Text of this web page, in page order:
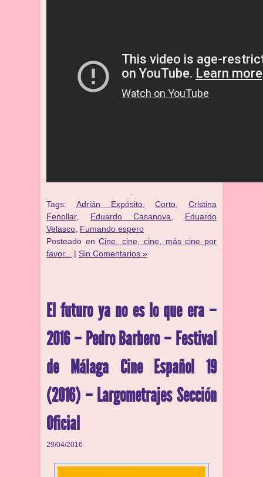
Tags: Adrián Expósito,Corto
Cristina
Fenollar, Eduardo Casanova
Eduardo
Velasco Fumando espero
Posteado enCine, cine, cine, más cine por
favor...
| Sin Comentarios »
El futuro ya no es lo que era –
2016 – Pedro Barbero – Festival
de Málaga Cine Español 19
(2016) – Largometrajes Sección
Oficial
29/04/2016